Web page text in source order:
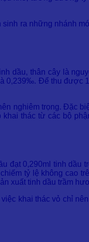
sinh ra những nhánh
dầu, thân cây là
0,239‰. Để thu được
nghiêm trọng. Đặc
thác từ các bộ
đạt 0,290ml tinh dầu
tỷ lệ không cao
xuất tinh dầu trầm
khai thác vỏ chỉ